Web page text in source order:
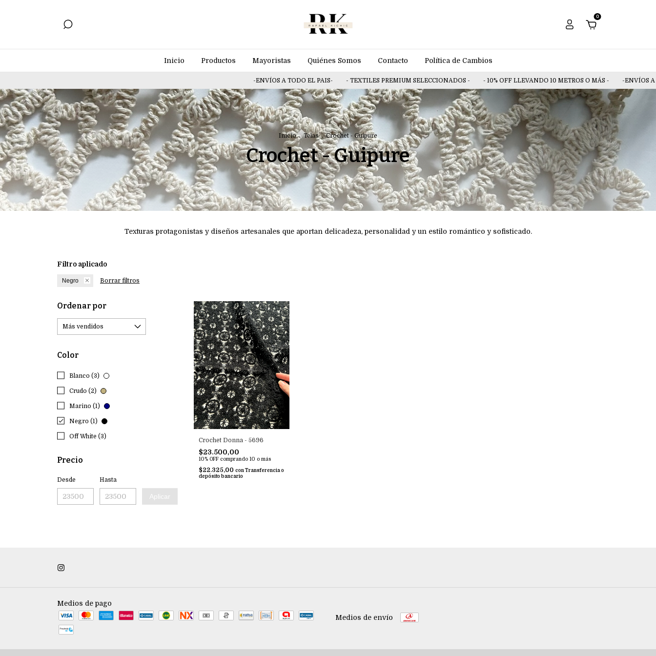
0
Inicio Productos Mayoristas Quiénes Somos Contacto Política de Cambios
-ENVÍOS A TODO EL PAIS- - TEXTILES PREMIUM SELECCIONADOS - - 10% OFF LLEVANDO 10 METROS O MÁS - -ENVÍOS A
Inicio . Telas . Crochet - Guipure
Crochet - Guipure
Texturas protagonistas y diseños artesanales que aportan delicadeza, personalidad y un estilo romántico y sofisticado.
Filtro aplicado
Negro Borrar filtros
Ordenar por
Color
Blanco (3)
Crudo (2)
Marino (1)
Negro (1)
Off White (3)
Precio
Desde Hasta
Aplicar
Crochet Donna - 5696
$23.500,00
10% OFF comprando 10 o más
$22.325,00 con Transferencia o
depósito bancario
Medios de pago
Medios de envío